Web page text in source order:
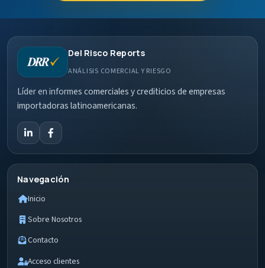
Del Risco Reports
ANÁLISIS COMERCIAL Y RIESGO
Líder en informes comerciales y crediticios de empresas
importadoras latinoamericanas.
Navegación
Inicio
Sobre Nosotros
Contacto
Acceso clientes